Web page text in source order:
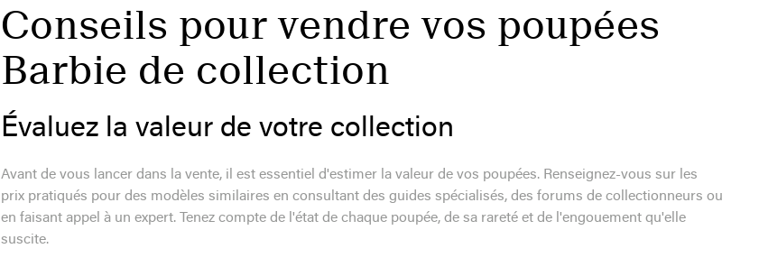
Conseils pour vendre vos poupées
Barbie de collection
Évaluez la valeur de votre collection
Avant de vous lancer dans la vente, il est essentiel d'estimer la valeur de vos poupées. Renseignez-vous sur les
prix pratiqués pour des modèles similaires en consultant des guides spécialisés, des forums de collectionneurs ou
en faisant appel à un expert. Tenez compte de l'état de chaque poupée, de sa rareté et de l'engouement qu'elle
suscite.